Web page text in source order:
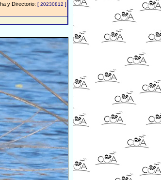
y Directorio: [ 20230812 ]